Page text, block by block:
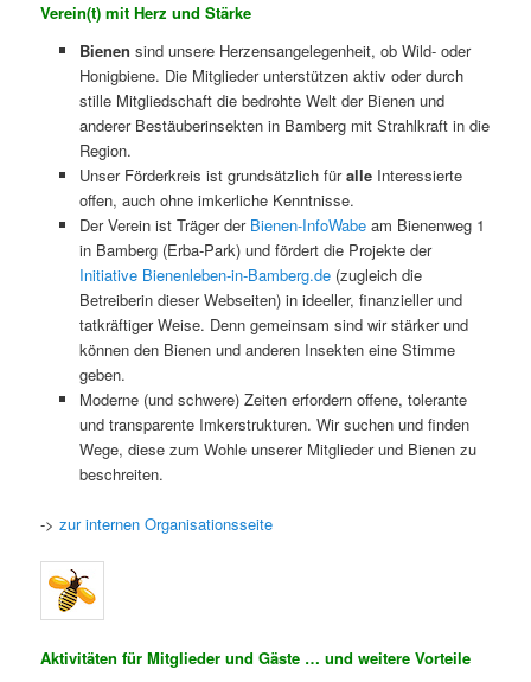
Verein(t) mit Herz und Stärke
Bienen sind unsere Herzensangelegenheit, ob Wild- oder
Honigbiene. Die Mitglieder unterstützen aktiv oder durch
stille Mitgliedschaft die bedrohte Welt der Bienen und
anderer Bestäuberinsekten in Bamberg mit Strahlkraft in die
Region.
Unser Förderkreis ist grundsätzlich füralleInteressierte
offen, auch ohne imkerliche Kenntnisse.
Der Verein ist Träger der Bienen-InfoWabeam Bienenweg 1
in Bamberg (Erba-Park) und fördert die Projekte der
Initiative Bienenleben-in-Bamberg.de(zugleich die
Betreiberin dieser Webseiten) in ideeller, finanzieller und
tatkräftiger Weise. Denn gemeinsam sind wir stärker und
können den Bienen und anderen Insekten eine Stimme
geben.
Moderne (und schwere) Zeiten erfordern offene, tolerante
und transparente Imkerstrukturen. Wir suchen und finden
Wege, diese zum Wohle unserer Mitglieder und Bienen zu
beschreiten.
->zur internen Organisationsseite
Aktivitäten für Mitglieder und Gäste … und weitere Vorteile